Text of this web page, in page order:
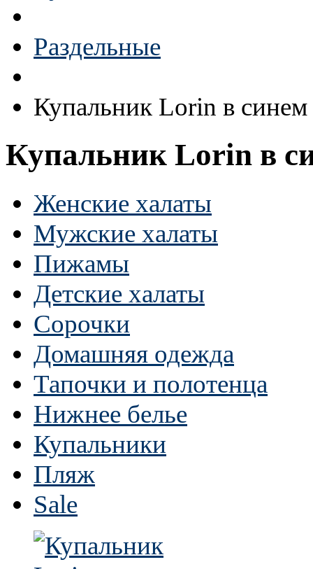
Раздельные
Купальник Lorin в синем
Купальник Lorin в
Женские халаты
Мужские халаты
Пижамы
Детские халаты
Сорочки
Домашняя одежда
Тапочки и полотенца
Нижнее белье
Купальники
Пляж
Sale